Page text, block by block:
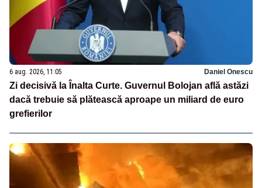
6 aug. 2026, 11:05 Daniel Onescu
Zi decisivă la Înalta Curte. Guvernul Bolojan află astăzi
dacă trebuie să plătească aproape un miliard de euro
grefierilor